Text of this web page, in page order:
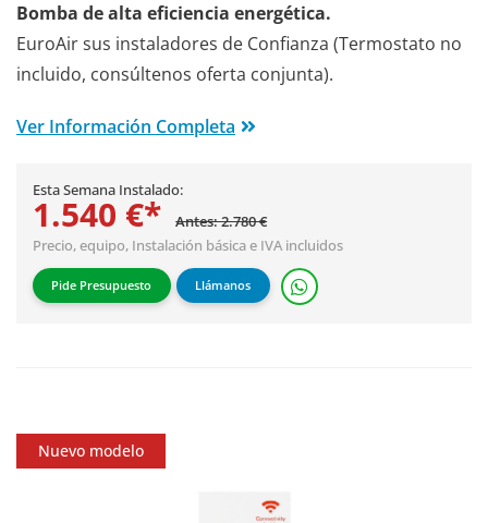
Bomba de alta eficiencia energética.
EuroAir sus instaladores de Confianza (Termostato no
incluido, consúltenos oferta conjunta).
Ver Información Completa
Esta Semana Instalado:
1.540 €*
Antes: 2.780 €
Precio, equipo, Instalación básicae IVA incluidos
Pide Presupuesto Llámanos
Nuevo modelo